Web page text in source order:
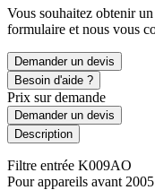
Vous souhaitez obtenir
formulaire et nous vous
Demander un devis
Besoin d'aide ?
Prix sur demande
Demander un devis
Description
Filtre entrée K009AO
Pour appareils avant